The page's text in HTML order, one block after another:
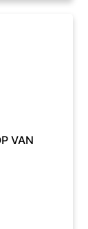
VAN